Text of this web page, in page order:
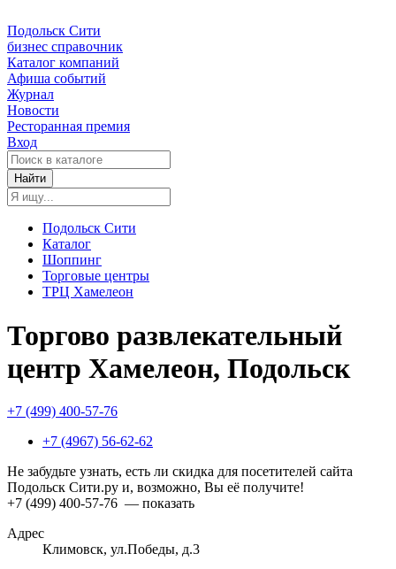
Подольск Сити
бизнес справочник
Каталог компаний
Афиша событий
Журнал
Новости
Ресторанная премия
Вход
Найти
Подольск Сити
Каталог
Шоппинг
Торговые центры
ТРЦ Хамелеон
Торгово развлекательный
центр Хамелеон, Подольск
+7 (499) 400-57-76
+7 (4967) 56-62-62
Не забудьте узнать, есть ли скидка для посетителей сайта
Подольск Сити.ру и, возможно, Вы её получите!
+7 (499) 400-57-76 — показать
Адрес
Климовск, ул.Победы, д.3